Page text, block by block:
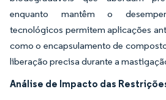
enquanto mantêm o
tecnológicos permitem aplicações
como o encapsulamento de
liberação precisa durante a
Análise de Impacto das